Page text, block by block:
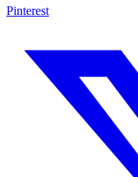
Pinterest